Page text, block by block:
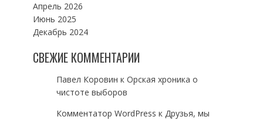
Апрель 2026
Июнь 2025
Декабрь 2024
СВЕЖИЕ КОММЕНТАРИИ
Павел Коровин кОрская хроника о
чистоте выборов
Комментатор WordPress кДрузья, мы